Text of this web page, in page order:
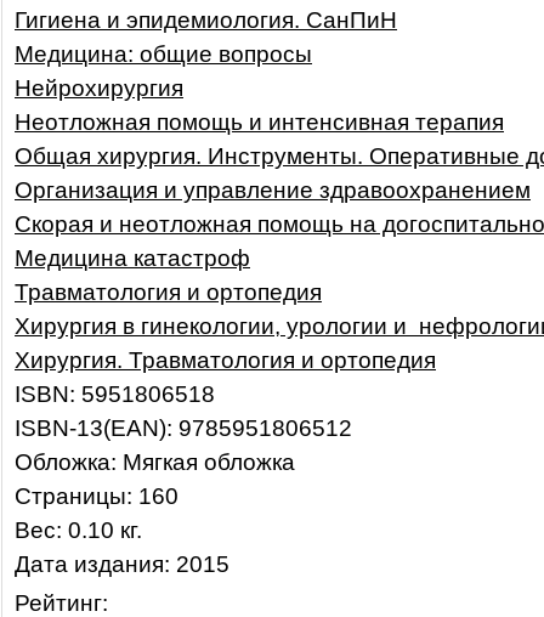
Гигиена и эпидемиология. СанПиН
Медицина: общие вопросы
Нейрохирургия
Неотложная помощь и интенсивная терапия
Общая хирургия. Инструменты. Оперативные
Организация и управление здравоохранением
Скорая и неотложная помощь на
Медицина катастроф
Травматология и ортопедия
Хирургия в гинекологии, урологии и
Хирургия. Травматология и ортопедия
ISBN: 5951806518
ISBN-13(EAN): 9785951806512
Обложка: Мягкая обложка
Страницы: 160
Вес: 0.10 кг.
Дата издания: 2015
Рейтинг: